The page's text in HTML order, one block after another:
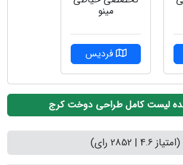
مینو
فردیس
لیست کامل طراحی دوخت کرج
(امتیاز 4.6 | 2852 رای)